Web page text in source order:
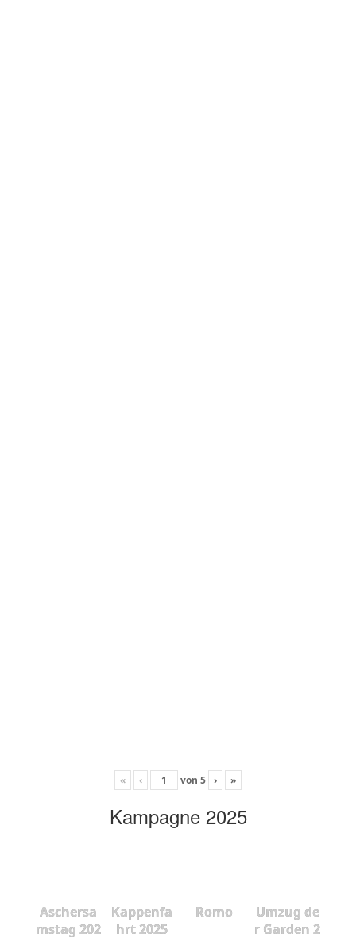
« ‹ von 5 › »
Kampagne 2025
Aschersa
mstag 202
Kappenfa
hrt 2025
Romo
Umzug de
r Garden 2